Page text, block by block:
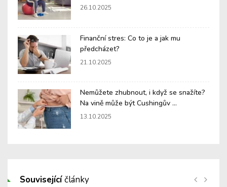
26.10.2025
Finanční stres: Co to je a jak mu
předcházet?
21.10.2025
Nemůžete zhubnout, i když se snažíte?
Na vině může být Cushingův ...
13.10.2025
Souvisejícíčlánky